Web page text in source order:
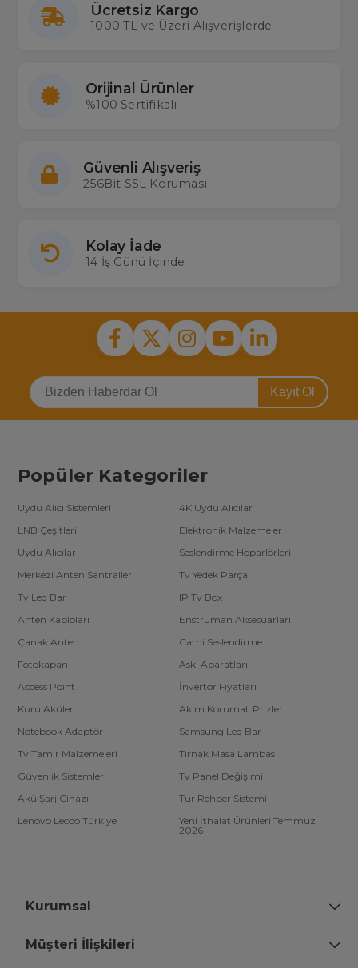
Ücretsiz Kargo
1000 TL ve Üzeri Alışverişlerde
Orijinal Ürünler
%100 Sertifikalı
Güvenli Alışveriş
256Bit SSL Koruması
Kolay İade
14 İş Günü İçinde
Kayıt Ol
Popüler Kategoriler
Uydu Alıcı Sistemleri
4K Uydu Alıcılar
LNB Çeşitleri
Elektronik Malzemeler
Uydu Alıcılar
Seslendirme Hoparlörleri
Merkezi Anten Santralleri
Tv Yedek Parça
Tv Led Bar
IP Tv Box
Anten Kabloları
Enstrüman Aksesuarları
Çanak Anten
Cami Seslendirme
Fotokapan
Askı Aparatları
Access Point
İnvertör Fiyatları
Kuru Aküler
Akım Korumalı Prizler
Notebook Adaptör
Samsung Led Bar
Tv Tamir Malzemeleri
Tırnak Masa Lambası
Güvenlik Sistemleri
Tv Panel Değişimi
Akü Şarj Cihazı
Tur Rehber Sistemi
Lenovo Lecoo Türkiye
Yeni İthalat Ürünleri Temmuz
2026
Kurumsal
Müşteri İlişkileri